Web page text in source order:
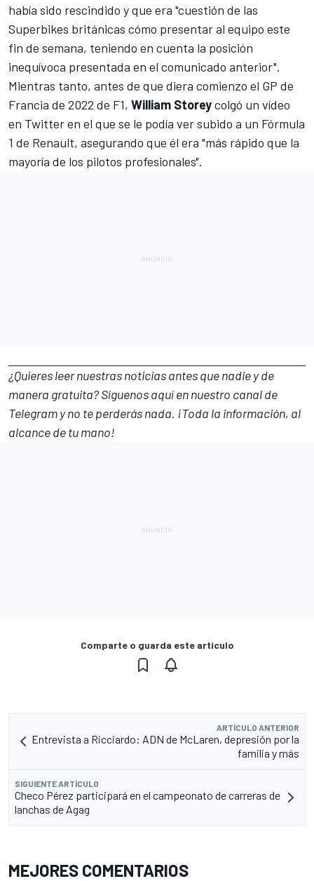
había sido rescindido y que era "cuestión de las
Superbikes británicas cómo presentar al equipo este
fin de semana, teniendo en cuenta la posición
inequívoca presentada en el comunicado anterior".
Mientras tanto, antes de que diera comienzo el GP de
Francia de 2022 de F1, William Storeycolgó un vídeo
en Twitter en el que se le podía ver subido a un Fórmula
1 de Renault, asegurando que él era "más rápido que la
mayoría de los pilotos profesionales".
¿Quieres leer nuestras noticias antes que nadie y de
manera gratuita? Síguenosaquí en nuestro canal de
Telegramy no te perderás nada. ¡Toda la información, al
alcance de tu mano!
Comparte o guarda este artículo
ARTÍCULO ANTERIOR
Entrevista a Ricciardo: ADN de McLaren, depresión por la
familia y más
SIGUIENTE ARTÍCULO
Checo Pérez participará en el campeonato de carreras de
lanchas de Agag
MEJORES COMENTARIOS